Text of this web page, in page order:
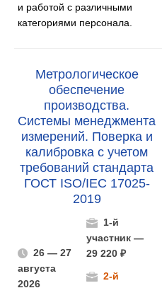
и работой с различными
категориями персонала.
Метрологическое
обеспечение
производства.
Системы менеджмента
измерений. Поверка и
калибровка с учетом
требований стандарта
ГОСТ ISO/IEC 17025-
2019
26 — 27
августа
2026
1-й
участник —
29 220 ₽
2-й